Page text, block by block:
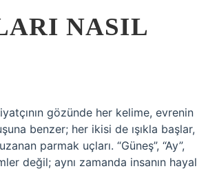
NASIL
gözünde her kelime, evrenin
benzer; her ikisi de ışıkla başlar,
parmak uçları. “Güneş”, “Ay”,
değil; aynı zamanda insanın hayal